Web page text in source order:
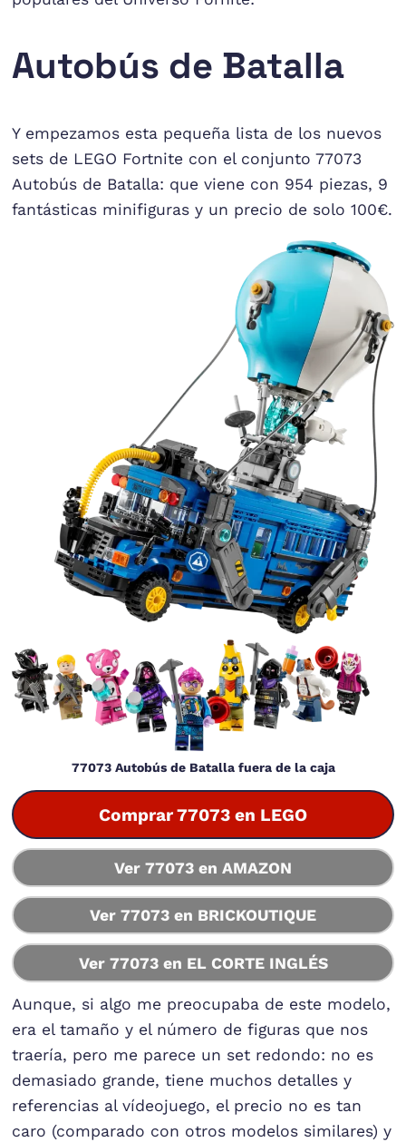
Autobús de Batalla
Y empezamos esta pequeña lista de los nuevos
sets de LEGO Fortnite con el conjunto 77073
Autobús de Batalla: que viene con 954 piezas, 9
fantásticas minifiguras y un precio de solo 100€.
77073 Autobús de Batalla fuera de la caja
Comprar 77073 en LEGO
Ver 77073 en AMAZON
Ver 77073 en BRICKOUTIQUE
Ver 77073 en EL CORTE INGLÉS
Aunque, si algo me preocupaba de este modelo,
era el tamaño y el número de figuras que nos
traería, pero me parece un set redondo: no es
demasiado grande, tiene muchos detalles y
referencias al vídeojuego, el precio no es tan
caro (comparado con otros modelos similares) y